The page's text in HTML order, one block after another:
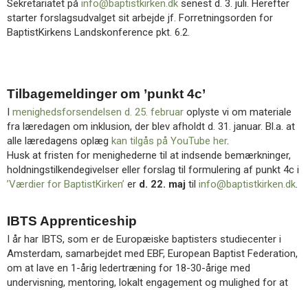
Sekretariatet på info@baptistkirken.dk senest d. 3. juli. Herefter
starter forslagsudvalget sit arbejde jf. Forretningsorden for
BaptistKirkens Landskonference pkt. 6.2.
Tilbagemeldinger om ’punkt 4c’
I menighedsforsendelsen d. 25. februar oplyste vi om materiale
fra læredagen om inklusion, der blev afholdt d. 31. januar. Bl.a. at
alle læredagens oplæg kan tilgås på YouTube her.
Husk at fristen for menighederne til at indsende bemærkninger,
holdningstilkendegivelser eller forslag til formulering af punkt 4c i
’Værdier for BaptistKirken’ er d. 22. maj til info@baptistkirken.dk.
IBTS Apprenticeship
I år har IBTS, som er de Europæiske baptisters studiecenter i
Amsterdam, samarbejdet med EBF, European Baptist Federation,
om at lave en 1-årig ledertræning for 18-30-årige med
undervisning, mentoring, lokalt engagement og mulighed for at